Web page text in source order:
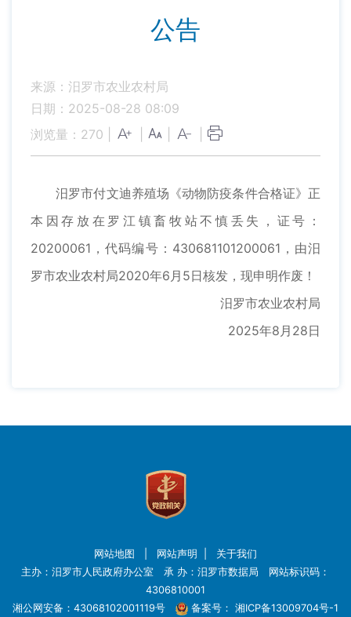
公告
来源：汨罗市农业农村局
日期：2025-08-28 08:09
浏览量： 270
汨罗市付文迪养殖场《动物防疫条件合格证》正
本因存放在罗江镇畜牧站不慎丢失，证号：
20200061，代码编号：430681101200061，由汨
罗市农业农村局2020年6月5日核发，现申明作废！
汨罗市农业农村局
2025年8月28日
网站地图 网站声明
关于我们
主办：汨罗市人民政府办公室 承 办：汨罗市数据局 网站标识码：
4306810001
湘公网安备：43068102001119号
备案号： 湘ICP备13009704号-1